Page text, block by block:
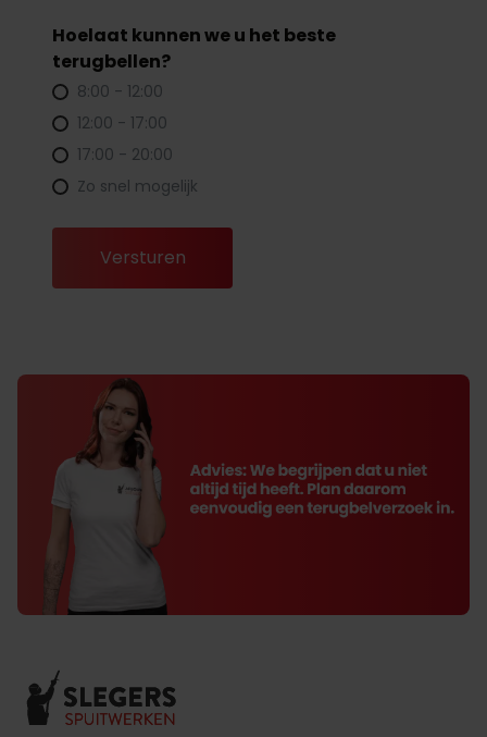
Hoelaat kunnen we u het beste
terugbellen?
8:00 - 12:00
12:00 - 17:00
17:00 - 20:00
Zo snel mogelijk